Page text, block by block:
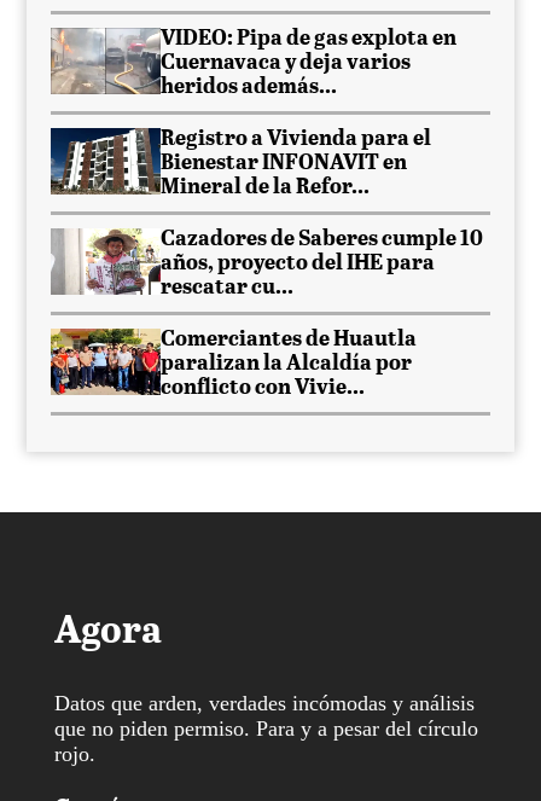
VIDEO: Pipa de gas explota en
Cuernavaca y deja varios
heridos además...
Registro a Vivienda para el
Bienestar INFONAVIT en
Mineral de la Refor...
Cazadores de Saberes cumple 10
años, proyecto del IHE para
rescatar cu...
Comerciantes de Huautla
paralizan la Alcaldía por
conflicto con Vivie...
Agora
Datos que arden, verdades incómodas y análisis
que no piden permiso. Para y a pesar del círculo
rojo.